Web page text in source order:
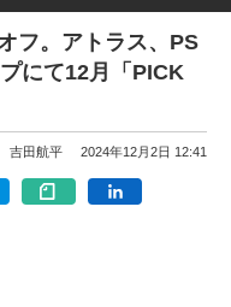
フ。アトラス、PS
にて12月「PICK
吉田航平 2024年12月2日 12:41